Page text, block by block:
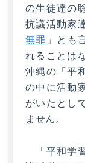
の生徒達の
抗議活動家
無罪 」とも
れることは
沖縄の「平
の中に活動
がいたとし
ません。
「平和学